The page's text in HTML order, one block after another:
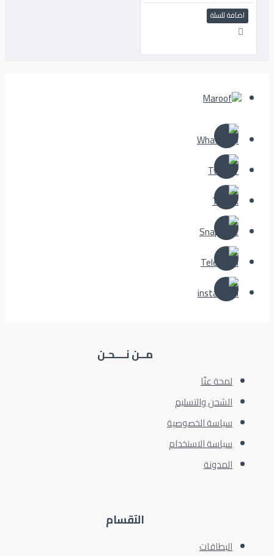
اضافة للسلة
مــن نــــحـن
لمحة عنّا
الشحن والتسليم
سياسة الخصوصية
سياسة الاستخدام
المدونة
الآقسام
البطاقات